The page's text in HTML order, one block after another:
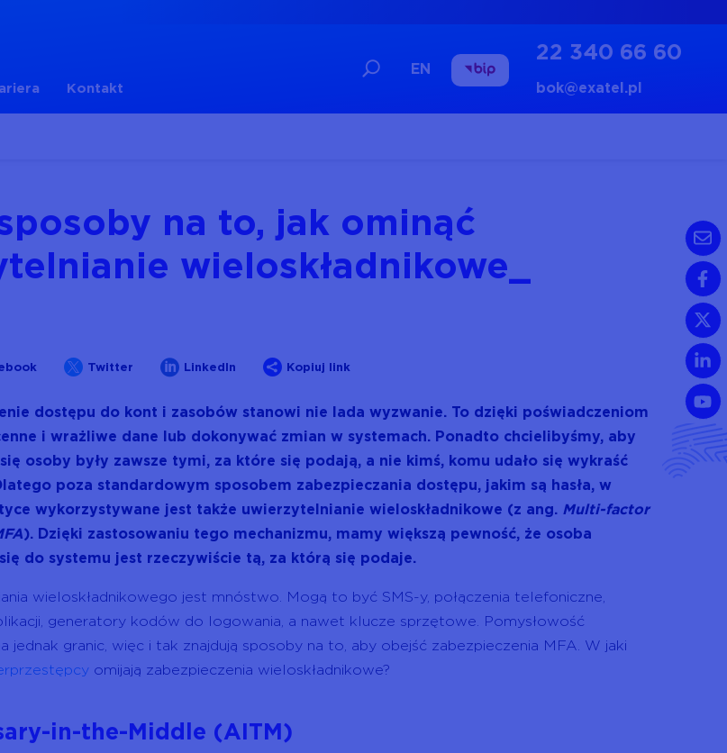
EN
22 340 66 60
bok@exatel.pl
Kontakt
na to, jak ominąć
wieloskładnikowe
 Twitter  LinkedIn  Kopiuj link
dostępu do kont i zasobów stanowi nie lada wyzwanie. To dzięki poświadczeniom
i wrażliwe dane lub dokonywać zmian w systemach. Ponadto chcielibyśmy, aby
osoby były zawsze tymi, za które się podają, a nie kimś, komu udało się wykraść
poza standardowym sposobem zabezpieczania dostępu, jakim są hasła, w
wykorzystywane jest także uwierzytelnianie wieloskładnikowe (z ang. Multi-factor
). Dzięki zastosowaniu tego mechanizmu, mamy większą pewność, że osoba
do systemu jest rzeczywiście tą, za którą się podaje.
wieloskładnikowego jest mnóstwo. Mogą to być SMS-y, połączenia telefoniczne,
generatory kodów do logowania, a nawet klucze sprzętowe. Pomysłowość
jednak granic, więc i tak znajdują sposoby na to, aby obejść zabezpieczenia MFA. W jaki
omijają zabezpieczenia wieloskładnikowe?
in-the-Middle (AITM)